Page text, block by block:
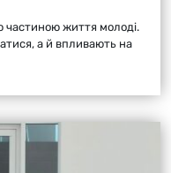
частиною життя молоді.
а й впливають на